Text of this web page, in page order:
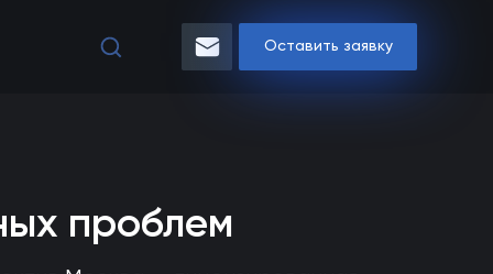
Оставить заявку
проблем